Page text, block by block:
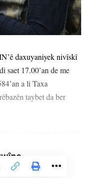
daxuyaniyek nivîskî
saet 17.00’an de me
a li Taxa
taybet da ber
ya vejînê ya neteweyî
li dijî rejîma